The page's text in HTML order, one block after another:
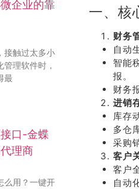
企业的靠
接触过太多小
理软件时，
最
口-金蝶
理商
么用？一键开
一、核
财务
自动
智能
报。
财务
进销
库存
多仓
采购
客户
客户
自动